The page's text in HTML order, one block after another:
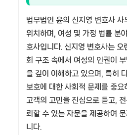
법무법인 윤의 신지영 변호사 사
위치하며, 여성 및 가정 법률 분
호사입니다. 신지영 변호사는 오
회 구조 속에서 여성의 인권이
을 깊이 이해하고 있으며, 특히
보호에 대한 사회적 문제를 중요
고객의 고민을 진심으로 듣고,
뢰할 수 있는 자문을 제공하여
니다.